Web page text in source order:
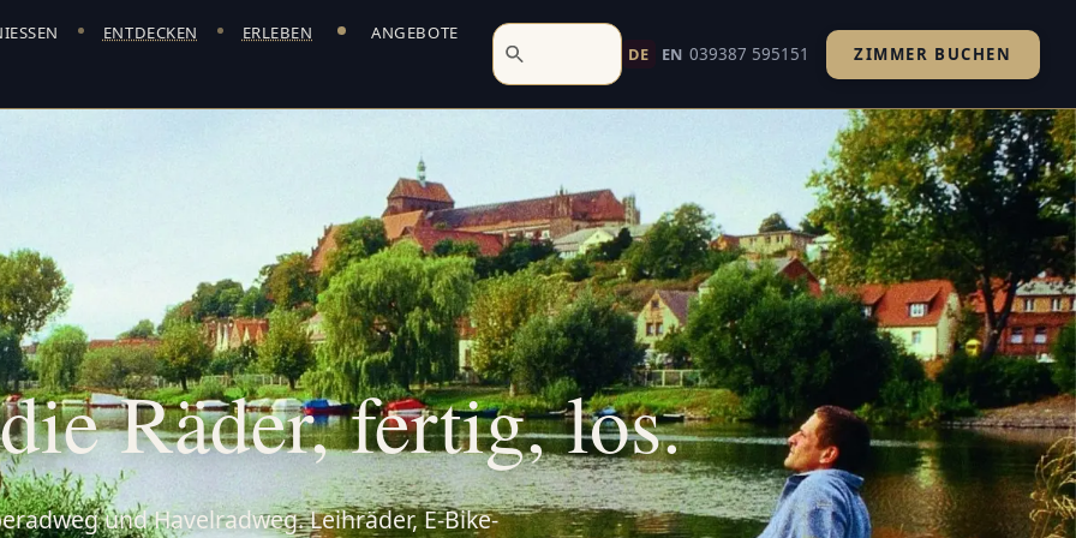
ENTDECKEN ERLEBEN
ANGEBOTE
DE EN 039387 595151 ZIMMER BUCHEN
und abschließbare Fahrradgarage direkt am ArtHotel Kiebitzberg in Havelberg.
Räder, fertig, los.
und Havelradweg. Leihräder, E-Bike-